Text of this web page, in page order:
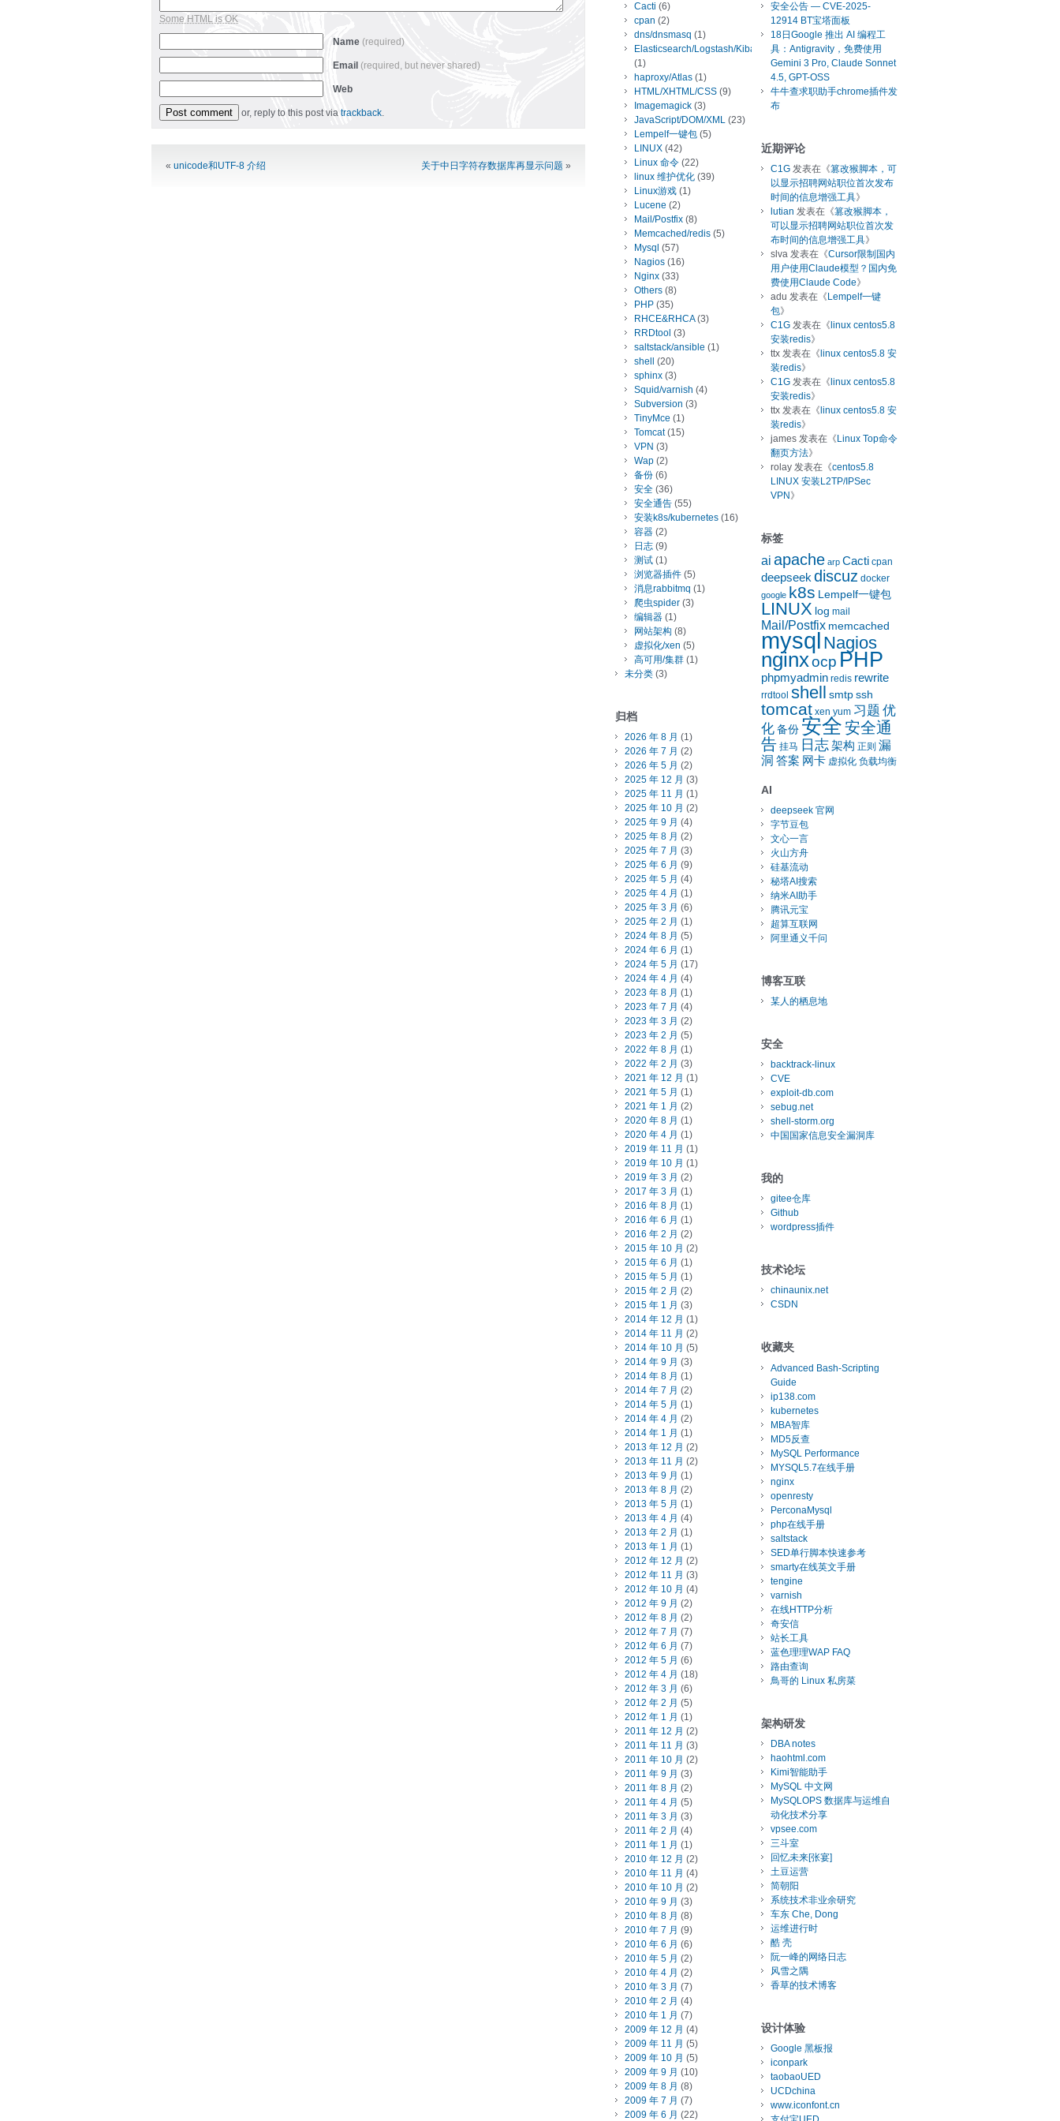
Some HTML is OK
Name (required)
Email (required, but never shared)
Web
or, reply to this post via trackback.
« unicode和UTF-8 介绍 关于中日字符存数据库再显示问题 »
Cacti (6)
cpan (2)
dns/dnsmasq (1)
Elasticsearch/Logstash/Kibana
(1)
haproxy/Atlas (1)
HTML/XHTML/CSS (9)
Imagemagick (3)
JavaScript/DOM/XML (23)
Lempelf一键包 (5)
LINUX (42)
Linux 命令 (22)
linux 维护优化 (39)
Linux游戏 (1)
Lucene (2)
Mail/Postfix (8)
Memcached/redis (5)
Mysql (57)
Nagios (16)
Nginx (33)
Others (8)
PHP (35)
RHCE&RHCA(3)
RRDtool (3)
saltstack/ansible (1)
shell
(20)
sphinx (3)
Squid/varnish (4)
Subversion (3)
TinyMce (1)
Tomcat(15)
VPN (3)
Wap (2)
备份 (6)
安全 (36)
安全通告 (55)
安装k8s/kubernetes (16)
容器 (2)
日志 (9)
测试 (1)
浏览器插件 (5)
消息rabbitmq (1)
爬虫spider (3)
编辑器 (1)
网站架构 (8)
虚拟化/xen (5)
高可用/集群 (1)
未分类 (3)
归档
2026 年 8 月 (1)
2026 年 7 月 (2)
2026 年 5 月 (2)
2025 年 12 月 (3)
2025 年 11 月 (1)
2025 年 10 月 (2)
2025 年 9 月 (4)
2025 年 8 月 (2)
2025 年 7 月 (3)
2025 年 6 月 (9)
2025 年 5 月 (4)
2025 年 4 月 (1)
2025 年 3 月 (6)
2025 年 2 月 (1)
2024 年 8 月 (5)
2024 年 6 月 (1)
2024 年 5 月 (17)
2024 年 4 月 (4)
2023 年 8 月 (1)
2023 年 7 月 (4)
2023 年 3 月 (2)
2023 年 2 月 (5)
2022 年 8 月 (1)
2022 年 2 月 (3)
2021 年 12 月 (1)
2021 年 5 月 (1)
2021 年 1 月 (2)
2020 年 8 月 (1)
2020 年 4 月 (1)
2019 年 11 月 (1)
2019 年 10 月 (1)
2019 年 3 月 (2)
2017 年 3 月 (1)
2016 年 8 月 (1)
2016 年 6 月 (1)
2016 年 2 月 (2)
2015 年 10 月 (2)
2015 年 6 月 (1)
2015 年 5 月 (1)
2015 年 2 月 (2)
2015 年 1 月 (3)
2014 年 12 月 (1)
2014 年 11 月 (2)
2014 年 10 月 (5)
2014 年 9 月 (3)
2014 年 8 月 (1)
2014 年 7 月 (2)
2014 年 5 月 (1)
2014 年 4 月 (2)
2014 年 1 月 (1)
2013 年 12 月 (2)
2013 年 11 月 (2)
2013 年 9 月 (1)
2013 年 8 月 (2)
2013 年 5 月 (1)
2013 年 4 月 (4)
2013 年 2 月 (1)
2013 年 1 月 (1)
2012 年 12 月 (2)
2012 年 11 月 (3)
2012 年 10 月 (4)
2012 年 9 月 (2)
2012 年 8 月 (2)
2012 年 7 月 (7)
2012 年 6 月 (7)
2012 年 5 月 (6)
2012 年 4 月 (18)
2012 年 3 月 (6)
2012 年 2 月 (5)
2012 年 1 月 (1)
2011 年 12 月 (2)
2011 年 11 月 (3)
2011 年 10 月 (2)
2011 年 9 月 (3)
2011 年 8 月 (2)
2011 年 4 月 (5)
2011 年 3 月 (3)
2011 年 2 月 (4)
2011 年 1 月 (1)
2010 年 12 月 (2)
2010 年 11 月 (4)
2010 年 10 月 (2)
2010 年 9 月 (3)
2010 年 8 月 (8)
2010 年 7 月 (9)
2010 年 6 月 (6)
2010 年 5 月 (2)
2010 年 4 月 (2)
2010 年 3 月 (7)
2010 年 2 月 (4)
2010 年 1 月 (7)
2009 年 12 月 (4)
2009 年 11 月 (5)
2009 年 10 月 (5)
2009 年 9 月 (10)
2009 年 8 月 (8)
2009 年 7 月 (7)
2009 年 6 月 (22)
安全公告 — CVE-2025-
12914 BT宝塔面板
18日Google 推出 AI 编程工
具：Antigravity，免费使用
Gemini 3 Pro, Claude Sonnet
4.5, GPT-OSS
牛牛查求职助手chrome插件发
布
近期评论
C1G 发表在《篡改猴脚本，可
以显示招聘网站职位首次发布
时间的信息增强工具》
lutian 发表在《篡改猴脚本，
可以显示招聘网站职位首次发
布时间的信息增强工具》
slva 发表在《Cursor限制国内
用户使用Claude模型？国内免
费使用Claude Code》
adu 发表在《 Lempelf一键
包》
C1G 发表在《 linux centos5.8
安装redis》
ttx 发表在《 linux centos5.8 安
装redis》
C1G 发表在《 linux centos5.8
安装redis》
ttx 发表在《 linux centos5.8 安
装redis》
james 发表在《 Linux Top命令
翻页方法》
rolay 发表在《centos5.8
LINUX 安装L2TP/IPSec
VPN 》
标签
ai apache arp Cacti cpan
deepseek discuz docker
google k8s Lempelf一键包
LINUX log mail
Mail/Postfix memcached
mysql Nagios
nginxocp PHP
phpmyadmin redis rewrite
rrdtool shell smtp ssh
tomcat xen yum 习题 优
化 备份 安全安全通
告 挂马 日志架构 正则 漏
洞 答案 网卡 虚拟化 负载均衡
AI
deepseek 官网
字节豆包
文心一言
火山方舟
硅基流动
秘塔AI搜索
纳米AI助手
腾讯元宝
超算互联网
阿里通义千问
博客互联
某人的栖息地
安全
backtrack-linux
CVE
exploit-db.com
sebug.net
shell-storm.org
中国国家信息安全漏洞库
我的
gitee仓库
Github
wordpress插件
技术论坛
chinaunix.net
CSDN
收藏夹
Advanced Bash-Scripting
Guide
ip138.com
kubernetes
MBA智库
MD5反查
MySQL Performance
MYSQL5.7在线手册
nginx
openresty
PerconaMysql
php在线手册
saltstack
SED单行脚本快速参考
smarty在线英文手册
tengine
varnish
在线HTTP分析
奇安信
站长工具
蓝色理理WAP FAQ
路由查询
鳥哥的 Linux 私房菜
架构研发
DBA notes
haohtml.com
Kimi智能助手
MySQL 中文网
MySQLOPS 数据库与运维自
动化技术分享
vpsee.com
三斗室
回忆未来[张宴]
土豆运营
简朝阳
系统技术非业余研究
车东 Che, Dong
运维进行时
酷 壳
阮一峰的网络日志
风雪之隅
香草的技术博客
设计体验
Google 黑板报
iconpark
taobaoUED
UCDchina
www.iconfont.cn